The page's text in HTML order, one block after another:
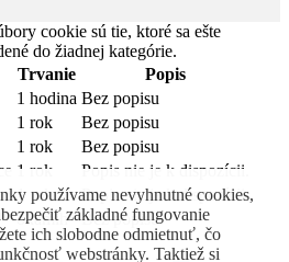
používame nevyhnutné cookies,
základné fungovanie
ich slobodne odmietnuť, čo
webstránky. Taktiež si
cookie sú tie, ktoré sa ešte
do žiadnej kategórie.
Trvanie
Popis
1 hodina Bez popisu
1 rok
Bez popisu
1 rok
Bez popisu
1 rok
Popis nie je k dispozícii.
1 rok
Popis nie je k dispozícii.
okamih
Bez popisu